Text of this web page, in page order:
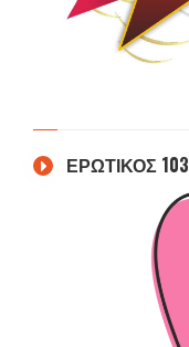
ΕΡΩΤΙΚΟΣ 103